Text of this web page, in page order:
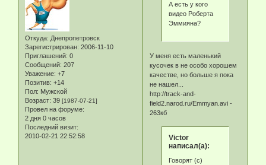
Откуда: Днепропетровск
Зарегистрирован: 2006-11-10
Приглашений: 0
Сообщений: 207
Уважение: +7
Позитив: +14
Пол: Мужской
Возраст: 39 [1987-07-21]
Провел на форуме:
2 дня 0 часов
Последний визит:
2010-02-21 22:52:58
А есть у кого
видео Роберта
Эммияна?
У меня есть маленький
кусочек в не особо хорошем
качестве, но больше я пока
не нашел...
http://track-and-
field2.narod.ru/Emmyan.avi -
263кб
Victor
написал(а):
Говорят (с)